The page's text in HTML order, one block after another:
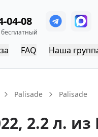
04-08
FAQ Наша
Palisade Palisade
, 2.2 л. из